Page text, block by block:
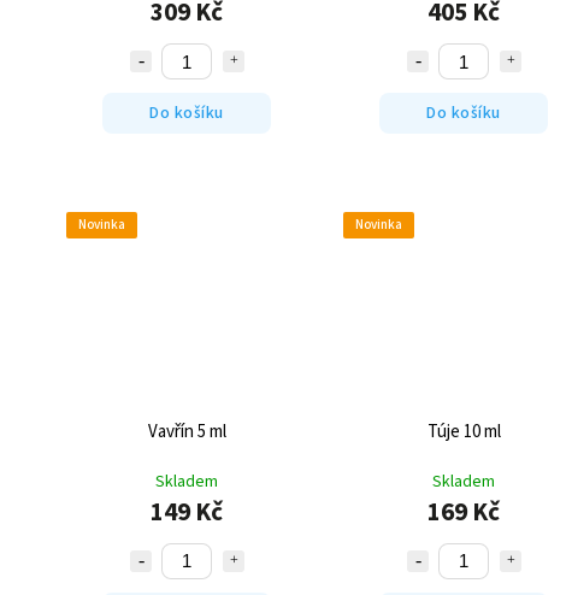
309 Kč
Do košíku
405 Kč
Do košíku
Novinka
Vavřín 5 ml
Skladem
149 Kč
Novinka
Túje 10 ml
Skladem
169 Kč